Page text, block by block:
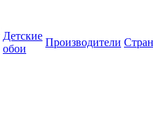
Детские
обои
Производители